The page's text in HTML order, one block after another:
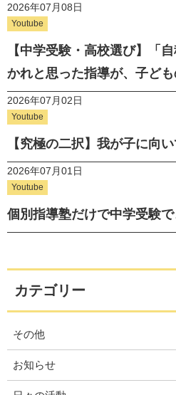
2026年07月08日
Youtube
【中学受験・高校選び】「
かれと思った指導が、子ど
2026年07月02日
Youtube
【究極の二択】我が子に向
2026年07月01日
Youtube
個別指導塾だけで中学受験で
カテゴリー
その他
お知らせ